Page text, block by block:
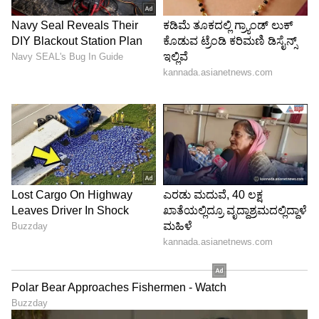
ಹೊಸ M440i xDrive ಕನ್ವರ್ಟಿಬಲ್ ಸ್ಪೋರ್ಟಿ ಹಾಗೂ
ಆಕರ್ಷಕ ವಿನ್ಯಾಸದಿಂದ ಗಮನ ಸೆಳೆಯುತ್ತದೆ. ಮುಂಭಾಗದಲ್ಲಿ
BMW ನ ಸಿಗ್ನೇಚರ್ ಹೈ-ಗ್ಲೋಸ್ ಬ್ಲ್ಯಾಕ್ ಕಿಡ್ನಿ ಗ್ರಿಲ್ ಮತ್ತು
ಮತ್ತಷ್ಟು ಉನ್ನತಿಗೇರಿಸುತ್ತವೆ. M Shadowline ಲೈಟ್ಸ್ ಮತ್ತು
CSL ಶೈಲಿಯ ಲೇಸರ್ ಟೈಲ್‌ಲೈಟ್‌ಗಳು ಇದರ ಸ್ಪೋರ್ಟಿ
ಲುಕ್‌ಗೆ ಹೊಸ ಆಯಾಮ ನೀಡುತ್ತವೆ.
5
5